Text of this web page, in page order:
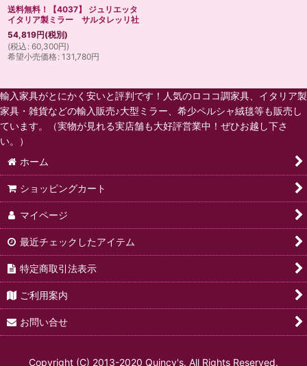
送料無料！【4037】 ジュリエッタ
イタリア製ミラー サルタレッリ社
54,819円(税別)
(税込 : 60,300円)
希望小売価格: 131,780円
輸入家具がとにかく安いと評判です！人気のロココ調家具、イタリア製
家具・雑貨などの輸入販売♪大型ミラー、希少ペルシャ絨毯等も販売し
ています。（実物が見れる実店舗も大好評営業中！ぜひお越し下さ
い。）
ホーム
ショッピングカート
マイページ
最近チェックしたアイテム
特定商取引法表示
ご利用案内
お問い合せ
Copyright (C) 2013-2020 Quincy's. All Rights Reserved.